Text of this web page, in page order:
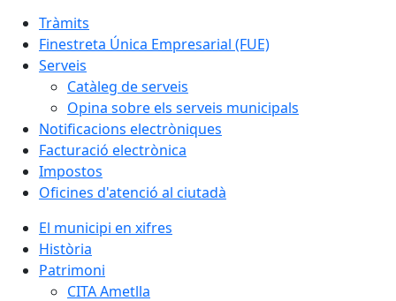
Tràmits
Finestreta Única Empresarial (FUE)
Serveis
Catàleg de serveis
Opina sobre els serveis municipals
Notificacions electròniques
Facturació electrònica
Impostos
Oficines d'atenció al ciutadà
El municipi en xifres
Història
Patrimoni
CITA Ametlla